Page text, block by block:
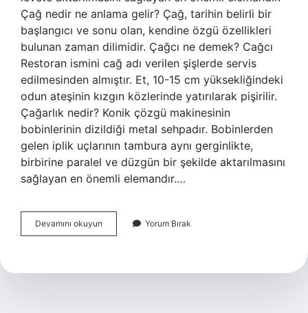
Çağ nedir ne anlama gelir? Çağ, tarihin belirli bir
başlangıcı ve sonu olan, kendine özgü özellikleri
bulunan zaman dilimidir. Çağcı ne demek? Cağcı
Restoran ismini cağ adı verilen şişlerde servis
edilmesinden almıştır. Et, 10-15 cm yüksekliğindeki
odun ateşinin kızgın közlerinde yatırılarak pişirilir.
Çağarlık nedir? Konik çözgü makinesinin
bobinlerinin dizildiği metal sehpadır. Bobinlerden
gelen iplik uçlarının tambura aynı gerginlikte,
birbirine paralel ve düzgün bir şekilde aktarılmasını
sağlayan en önemli elemandır.…
Devamını okuyun
Ne
Yorum Bırak